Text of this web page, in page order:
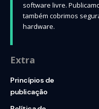
software livre.
também cobrimos
hardware.
Extra
Princípios de
publicação